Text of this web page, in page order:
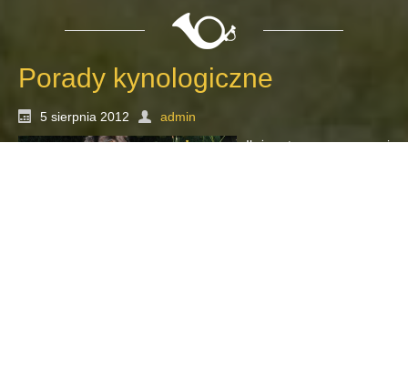
Porady kynologiczne
5 sierpnia 2012
admin
Ileż to razy nasi